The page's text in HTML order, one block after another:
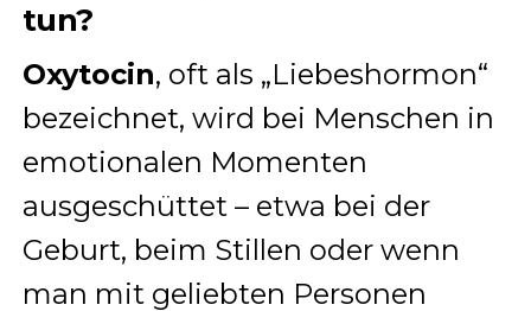
tun?
Oxytocin, oft als „Liebeshormon“
bezeichnet, wird bei Menschen in
emotionalen Momenten
ausgeschüttet – etwa bei der
Geburt, beim Stillen oder wenn
man mit geliebten Personen